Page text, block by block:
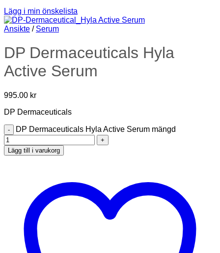
Lägg i min önskelista
Ansikte / Serum
DP Dermaceuticals Hyla
Active Serum
995.00 kr
DP Dermaceuticals
DP Dermaceuticals Hyla Active Serum mängd
Lägg till i varukorg